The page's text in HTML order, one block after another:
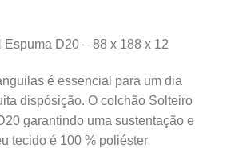
D20 – 88 x 188 x 12
é essencial para um dia
dispósição. O colchão Solteiro
garantindo uma sustentação e
tecido é 100 % poliéster